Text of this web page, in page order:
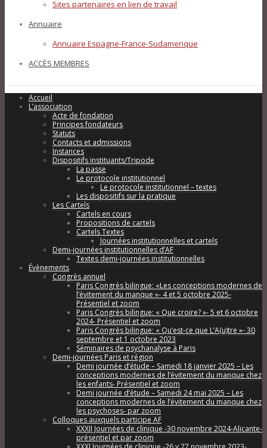
Sites partenaires en lien de travail
Annuaire
Annuaire Espagne-France-Sudamerique
ACCÈS MEMBRES
Accueil
L’association
Acte de fondation
Principes fondateurs
Statuts
Contacts et admissions
Instances
Dispositifs instituants/Tripode
La passe
Le protocole institutionnel
Le protocole institutionnel – textes
Les dispositifs sur la pratique
Les Cartels
Cartels en cours
Propositions de cartels
Cartels Textes
Journées institutionnelles et cartels
Demi-journées institutionnelles d’AF
Textes demi-journées institutionnelles
Évènements
Congrès annuel
Paris Congrès bilingue: «Les conceptions modernes de
l’évitement du manque »- 4 et 5 octobre 2025-
Présentiel et zoom
Paris Congrès bilingue: « Que croire? »- 5 et 6 octobre
2024- Présentiel et zoom
Paris Congrès bilingue: « Qu’est-ce que L’A(u)tre »- 30
septembre et 1 octobre 2023
Séminaires de psychanalyse à Paris
Demi-journées Paris et région
Demi journée d’étude – Samedi 18 janvier 2025 – Les
conceptions modernes de l’évitement du manque chez
les enfants- Présentiel et zoom
Demi journée d’étude – Samedi 24 mai 2025 – Les
conceptions modernes de l’évitement du manque chez
les psychoses- par zoom
Colloques auxquels participe AF
XXXII Journées de clinique -30 novembre 2024-Alicante-
présentiel et par zoom